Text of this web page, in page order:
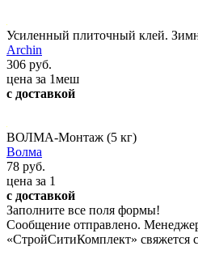
Усиленный плиточный клей.
Archin
306 руб.
цена за 1меш
с доставкой
ВОЛМА-Монтаж (5 кг)
Волма
78 руб.
цена за 1
с доставкой
Заполните все поля формы!
Сообщение отправлено.
«СтройСитиКомплект» свяжется